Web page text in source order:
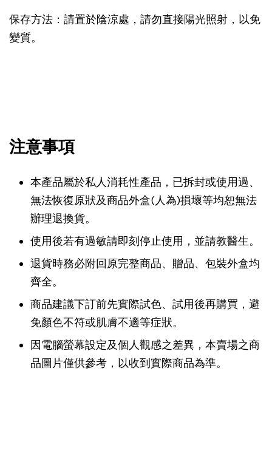
保存方法：請置於陰涼處，請勿直接陽光照射，以免
變質。
注意事項
本產品屬於私人消耗性產品，已拆封或使用過、
無法恢復原狀及商品外盒(人為)損壞等均恕無法
辦理退換貨。
使用後若有過敏請即刻停止使用，並請教醫生。
退貨時務必附回原完整商品、贈品、包裝外盒均
齊全。
商品建議下訂前先實際試色、試用後再購買，避
免顏色不符或肌膚不適等症狀。
因電腦螢幕設定及個人觀感之差異，本賣場之商
品圖片僅供參考，以收到實際商品為準。